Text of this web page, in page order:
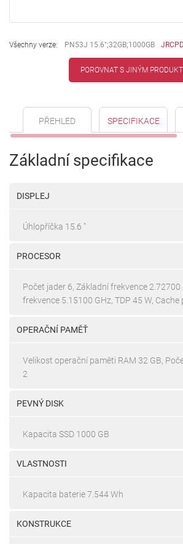
Všechny verze: PN53J 15.6";32GB;1000GB
POROVNAT S JINÝM
PŘEHLED SPECIFIKACE
Základní specifikace
DISPLEJ
Úhlopříčka 15.6 "
PROCESOR
Počet jader 6, Základní frekvence 2.72700
frekvence 5.15100 GHz, TDP 45 W,
OPERAČNÍ PAMĚŤ
Velikost operační paměti RAM 32 GB,
2
PEVNÝ DISK
Kapacita SSD 1000 GB
VLASTNOSTI
Kapacita baterie 7.544 Wh
KONSTRUKCE